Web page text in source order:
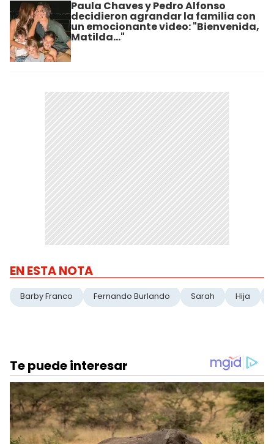
Paula Chaves y Pedro Alfonso
decidieron agrandar la familia con
un emocionante video: "Bienvenida,
Matilda..."
EN ESTA NOTA
Barby Franco Fernando Burlando Sarah Hija